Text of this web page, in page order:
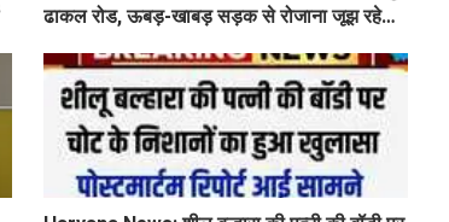
ढाकल रोड, ऊबड़-खाबड़ सड़क से रोजाना जूझ रहे